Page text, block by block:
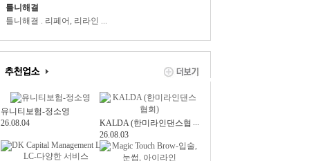
틀니해결
틀니해결 . 리페어, 리라인 ...
유니티보험-정소영
26.08.04
...
KALDA (한미라인댄스협
회)
26.08.03